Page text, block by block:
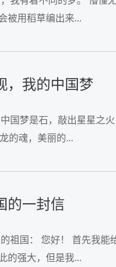
被用稻草编出来...
，我的中国梦
的魂，美丽的...
的一封信
祖国： 您好！ 首先我
的强大，但是我...